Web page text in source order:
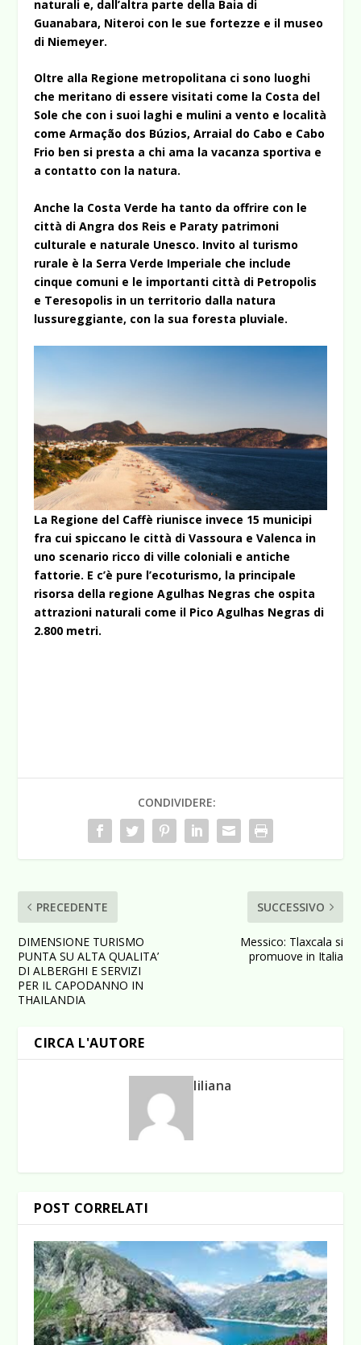
naturali e, dall’altra parte della Baia di
Guanabara, Niteroi con le sue fortezze e il museo
di Niemeyer.
Oltre alla Regione metropolitana ci sono luoghi
che meritano di essere visitati come la Costa del
Sole che con i suoi laghi e mulini a vento e località
come Armação dos Búzios, Arraial do Cabo e Cabo
Frio ben si presta a chi ama la vacanza sportiva e
a contatto con la natura.
Anche la Costa Verde ha tanto da offrire con le
città di Angra dos Reis e Paraty patrimoni
culturale e naturale Unesco. Invito al turismo
rurale è la Serra Verde Imperiale che include
cinque comuni e le importanti città di Petropolis
e Teresopolis in un territorio dalla natura
lussureggiante, con la sua foresta pluviale.
La Regione del Caffè riunisce invece 15 municipi
fra cui spiccano le città di Vassoura e Valenca in
uno scenario ricco di ville coloniali e antiche
fattorie. E c’è pure l’ecoturismo, la principale
risorsa della regione Agulhas Negras che ospita
attrazioni naturali come il Pico Agulhas Negras di
2.800 metri.
CONDIVIDERE:
PRECEDENTE
DIMENSIONE TURISMO
PUNTA SU ALTA QUALITA’
DI ALBERGHI E SERVIZI
PER IL CAPODANNO IN
THAILANDIA
SUCCESSIVO
Messico: Tlaxcala si
promuove in Italia
CIRCA L'AUTORE
liliana
POST CORRELATI